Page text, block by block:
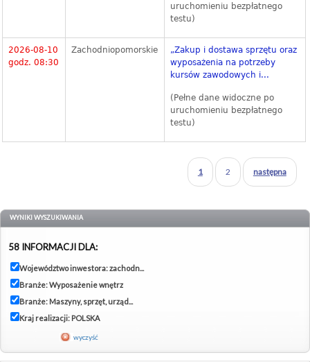
uruchomieniu bezpłatnego
testu)
2026-08-10
godz. 08:30
Zachodniopomorskie
„Zakup i dostawa sprzętu oraz
wyposażenia na potrzeby
kursów zawodowych i...
(Pełne dane widoczne po
uruchomieniu bezpłatnego
testu)
1 2 następna
WYNIKI WYSZUKIWANIA
58 INFORMACJI DLA:
Województwo inwestora: zachodn...
Branże: Wyposażenie wnętrz
Branże: Maszyny, sprzęt, urząd...
Kraj realizacji: POLSKA
wyczyść